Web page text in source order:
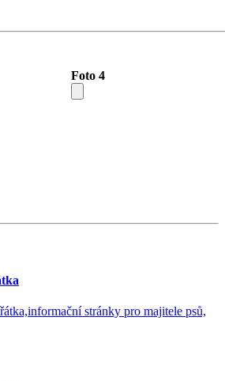
Foto 4
stránky pro majitele psů,